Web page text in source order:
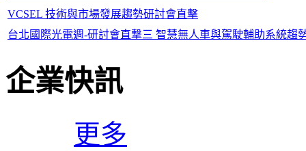
VCSEL 技術與市場發展趨勢研討會直擊
台北國際光電週-研討會直撃三 智慧無人車與駕駛輔助系統趨
企業快訊
更多